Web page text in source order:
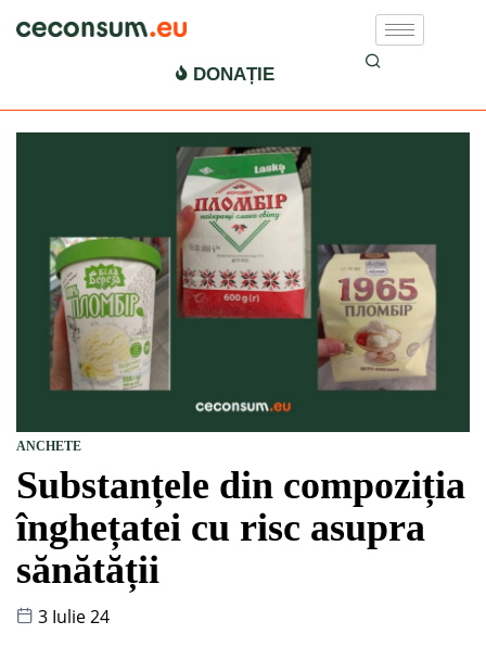
DONAȚIE
ANCHETE
Substanțele din compoziția
înghețatei cu risc asupra
sănătății
3 Iulie 24